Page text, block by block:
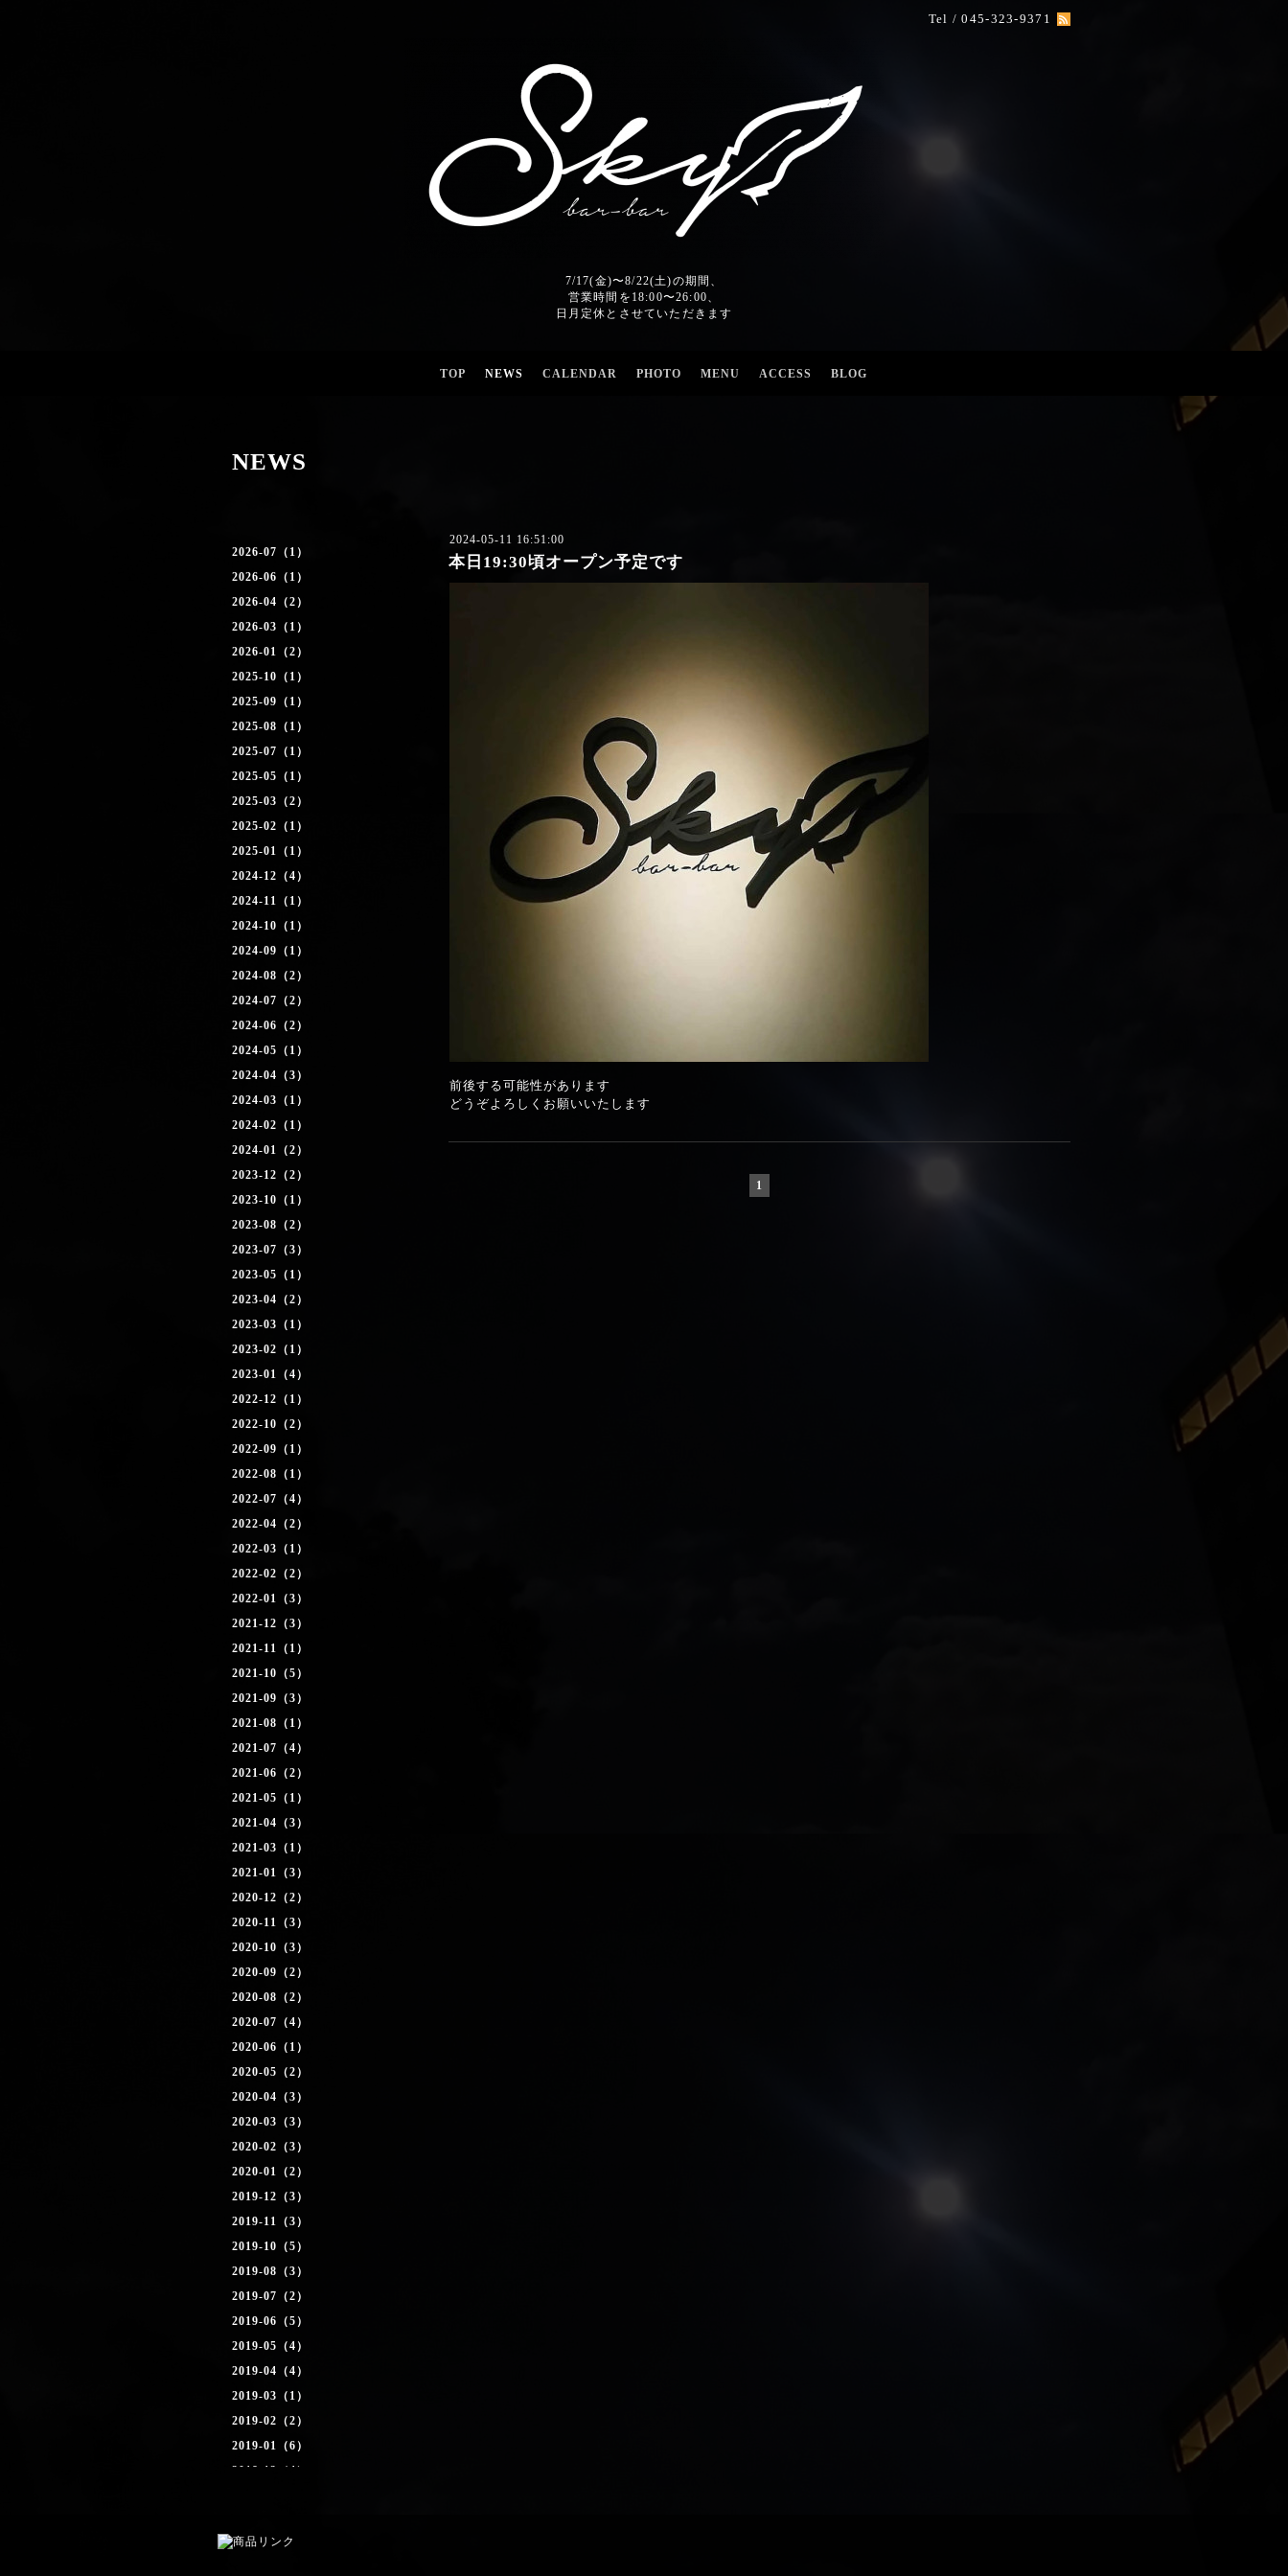
Tel / 045-323-9371
7/17(金)〜8/22(土)の期間、
営業時間を18:00〜26:00、
日月定休とさせていただきます
TOP NEWS CALENDAR PHOTO MENU ACCESS BLOG
2026-07（1）
2026-06（1）
2026-04（2）
2026-03（1）
2026-01（2）
2025-10（1）
2025-09（1）
2025-08（1）
2025-07（1）
2025-05（1）
2025-03（2）
2025-02（1）
2025-01（1）
2024-12（4）
2024-11（1）
2024-10（1）
2024-09（1）
2024-08（2）
2024-07（2）
2024-06（2）
2024-05（1）
2024-04（3）
2024-03（1）
2024-02（1）
2024-01（2）
2023-12（2）
2023-10（1）
2023-08（2）
2023-07（3）
2023-05（1）
2023-04（2）
2023-03（1）
2023-02（1）
2023-01（4）
2022-12（1）
2022-10（2）
2022-09（1）
2022-08（1）
2022-07（4）
2022-04（2）
2022-03（1）
2022-02（2）
2022-01（3）
2021-12（3）
2021-11（1）
2021-10（5）
2021-09（3）
2021-08（1）
2021-07（4）
2021-06（2）
2021-05（1）
2021-04（3）
2021-03（1）
2021-01（3）
2020-12（2）
2020-11（3）
2020-10（3）
2020-09（2）
2020-08（2）
2020-07（4）
2020-06（1）
2020-05（2）
2020-04（3）
2020-03（3）
2020-02（3）
2020-01（2）
2019-12（3）
2019-11（3）
2019-10（5）
2019-08（3）
2019-07（2）
2019-06（5）
2019-05（4）
2019-04（4）
2019-03（1）
2019-02（2）
2019-01（6）
2018-12（4）
2018-09（1）
NEWS
2024-05-11 16:51:00
本日19:30頃オープン予定です
前後する可能性があります
どうぞよろしくお願いいたします
1